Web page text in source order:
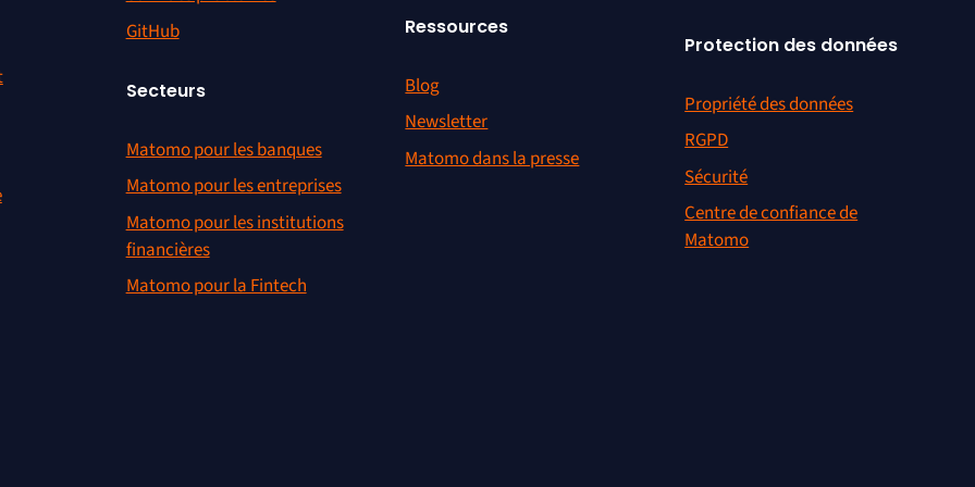
GitHub
Secteurs
Matomo pour les banques
Matomo pour les entreprises
Matomo pour les institutions
financières
Matomo pour la Fintech
Ressources
Blog
Newsletter
Matomo dans la presse
Protection des données
Propriété des données
RGPD
Sécurité
Centre de confiance de
Matomo